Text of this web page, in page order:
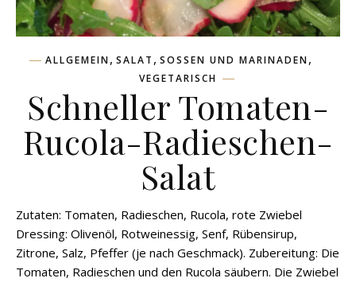
ALLGEMEIN, SALAT , SOSSEN UND MARINADEN ,
VEGETARISCH
Schneller Tomaten-
Rucola-Radieschen-
Salat
Zutaten: Tomaten, Radieschen, Rucola, rote Zwiebel
Dressing: Olivenöl, Rotweinessig, Senf, Rübensirup,
Zitrone, Salz, Pfeffer (je nach Geschmack). Zubereitung: Die
Tomaten, Radieschen und den Rucola säubern. Die Zwiebel